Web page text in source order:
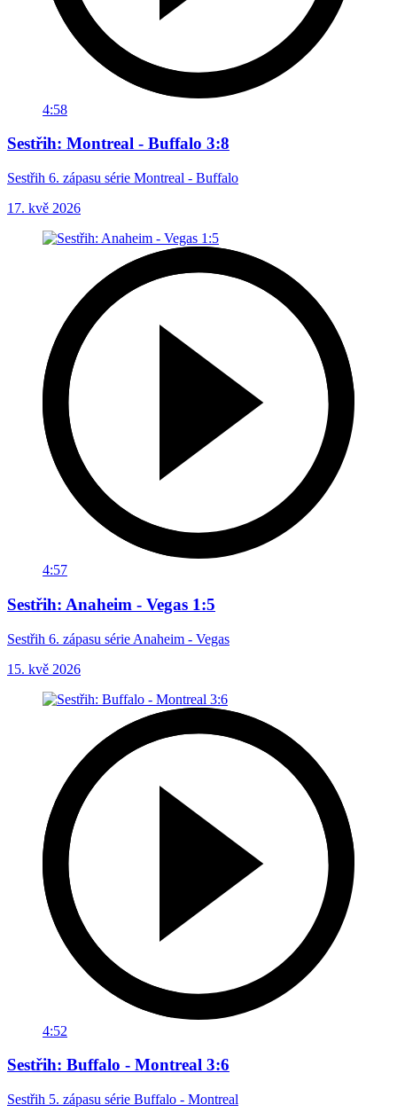
4:58
Sestřih: Montreal - Buffalo 3:8
Sestřih 6. zápasu série Montreal - Buffalo
17. kvě 2026
4:57
Sestřih: Anaheim - Vegas 1:5
Sestřih 6. zápasu série Anaheim - Vegas
15. kvě 2026
4:52
Sestřih: Buffalo - Montreal 3:6
Sestřih 5. zápasu série Buffalo - Montreal